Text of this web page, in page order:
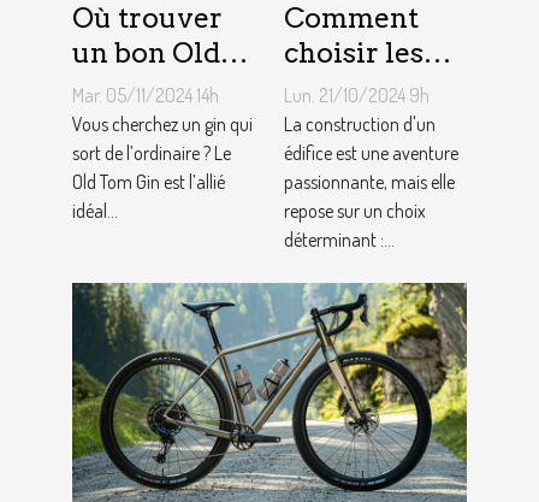
Où trouver
un bon Old
Tom Gin
artisanal ?
Mar. 05/11/2024 14h
Vous cherchez un gin qui
sort de l’ordinaire ? Le
Old Tom Gin est l’allié
idéal...
Comment
choisir les
matériaux de
construction
adaptés à
votre projet
Lun. 21/10/2024 9h
La construction d'un
édifice est une aventure
passionnante, mais elle
repose sur un choix
déterminant :...